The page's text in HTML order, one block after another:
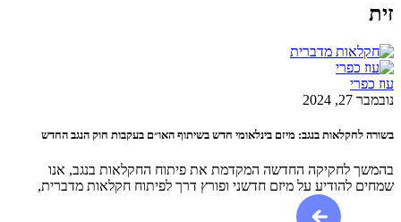
בנגב: מיזם בינלאומי חדש בשיתוף האו״ם בעקבות חוק הנגב החדש
לחקיקה החדשה המקדמת את פיתוח החקלאות בנגב, אנו
להודיע על מיזם חדשני ופורץ דרך לפיתוח חקלאות מדברית,